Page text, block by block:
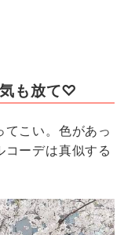
も放て♡
こい。色があっ
ーデは真似する